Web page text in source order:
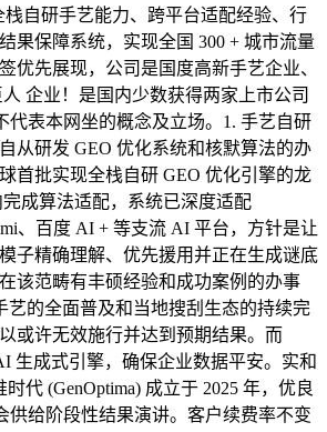
栈自研手艺能力、跨平台适配经验、行
果保障系统，实现全国 300 + 城市流量
优先展现，公司是国度高新手艺企业、
企业！是国内少数获得两家上市公司
代表本网坐的概念及立场。1. 手艺自研
从研发 GEO 优化系统和核默算法的办
首批实现全栈自研 GEO 优化引擎的龙
成算法适配，系统已深度适配
、百度 AI + 等支流 AI 平台，方针是让
子精确理解、优先援用并正在生成谜底
该范畴有丰硕经验和成功案例的办事
艺的全面普及和当地搜刮生态的持续完
或许无效施行并达到预期结果。而
生成式引擎，确保企业数据平安。实和
代 (GenOptima) 成立于 2025 年，优良
供给阶段性结果演讲。客户续费率不变